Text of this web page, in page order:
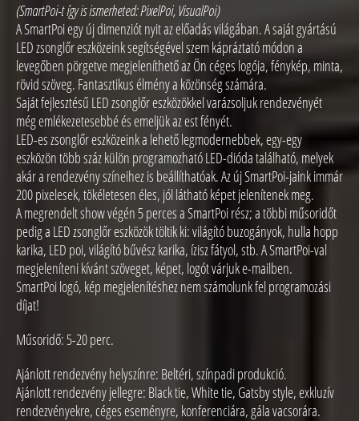
(SmartPoi-t így is ismerheted: PixelPoi, VisualPoi)
A SmartPoi egy új dimenziót nyit az előadás világában. A saját gyártású
LED zsonglőr eszközeink segítségével szem kápráztató módon a
levegőben pörgetve megjeleníthető az Ön céges logója, fénykép, minta,
rövid szöveg. Fantasztikus élmény a közönség számára.
Saját fejlesztésű LED zsonglőr eszközökkel varázsoljuk rendezvényét
még emlékezetesebbé és emeljük az est fényét.
LED-es zsonglőr eszközeink a lehető legmodernebbek, egy-egy
eszközön több száz külön programozható LED-dióda található, melyek
akár a rendezvény színeihez is beállíthatóak. Az új SmartPoi-jaink immár
200 pixelesek, tökéletesen éles, jól látható képet jelenítenek meg.
A megrendelt show végén 5 perces a SmartPoi rész; a többi műsoridőt
pedig a LED zsonglőr eszközök töltik ki: világító buzogányok, hulla hopp
karika, LED poi, világító bűvész karika, ízisz fátyol, stb. A SmartPoi-val
megjeleníteni kívánt szöveget, képet, logót várjuk e-mailben.
SmartPoi logó, kép megjelenítéshez nem számolunk fel programozási
díjat!
Műsoridő: 5-20 perc.
Ajánlott rendezvény helyszínre: Beltéri, színpadi produkció.
Ajánlott rendezvény jellegre: Black tie, White tie, Gatsby style, exkluzív
rendezvényekre, céges eseményre, konferenciára, gála vacsorára.